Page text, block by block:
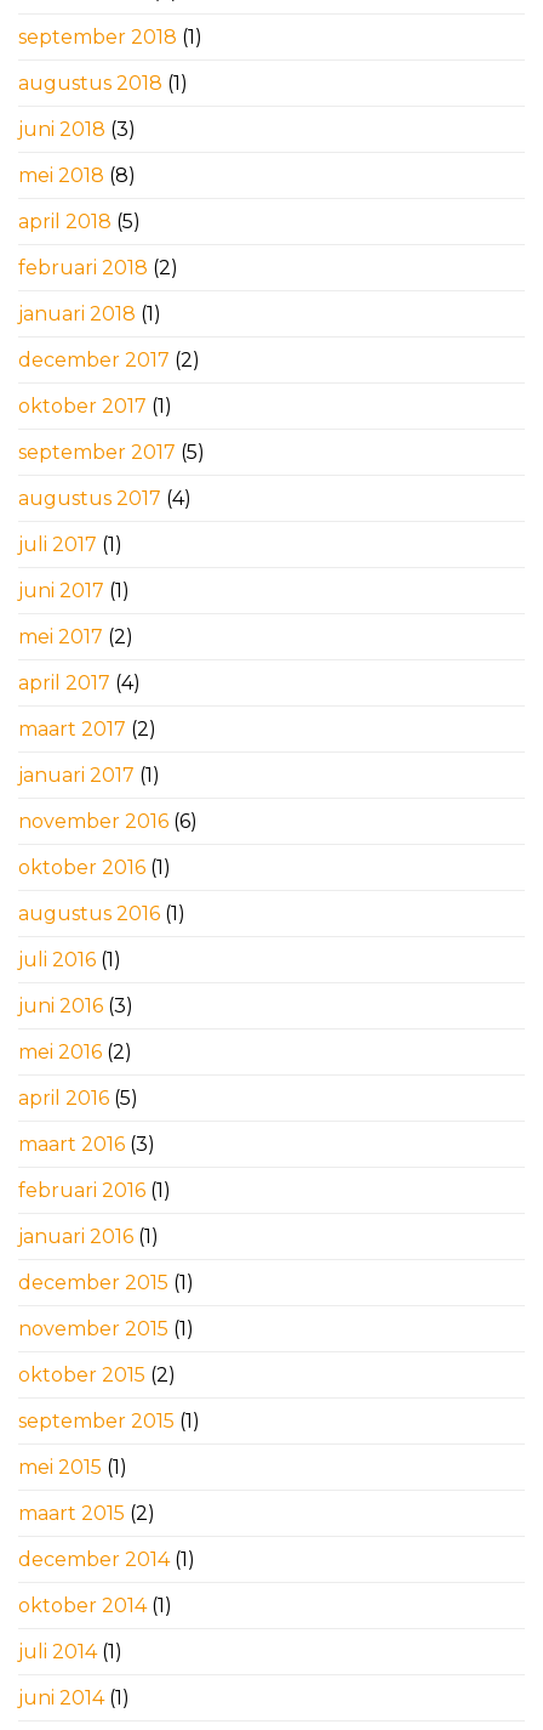
september 2018 (1)
augustus 2018 (1)
juni 2018 (3)
mei 2018 (8)
april 2018 (5)
februari 2018 (2)
januari 2018 (1)
december 2017 (2)
oktober 2017 (1)
september 2017 (5)
augustus 2017 (4)
juli 2017 (1)
juni 2017 (1)
mei 2017 (2)
april 2017 (4)
maart 2017 (2)
januari 2017 (1)
november 2016 (6)
oktober 2016 (1)
augustus 2016 (1)
juli 2016 (1)
juni 2016 (3)
mei 2016 (2)
april 2016 (5)
maart 2016 (3)
februari 2016 (1)
januari 2016 (1)
december 2015 (1)
november 2015 (1)
oktober 2015 (2)
september 2015 (1)
mei 2015 (1)
maart 2015 (2)
december 2014(1)
oktober 2014(1)
juli 2014(1)
juni 2014(1)